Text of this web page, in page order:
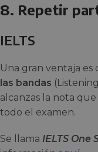
8. Repetir
IELTS
Una gran ventaja es
las bandas
alcanzas la nota
todo el examen.
Se llama IELTS One